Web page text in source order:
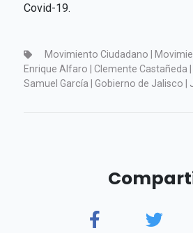
Covid-19.
Movimiento Ciudadano |
Enrique Alfaro | Clemente Castañeda |
Samuel García | Gobierno de Jalisco |